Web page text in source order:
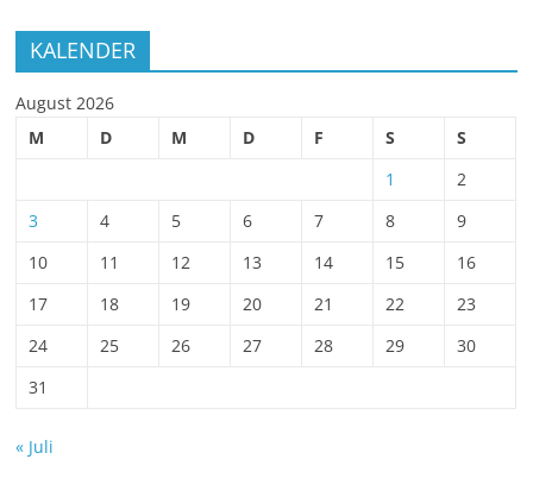
KALENDER
August 2026
M
D M D F S
S
1
2
3
4 5 6 7 8
9
10
11 12 13 14 15
16
17
18 19 20 21 22
23
24
25 26 27 28 29
30
31
« Juli